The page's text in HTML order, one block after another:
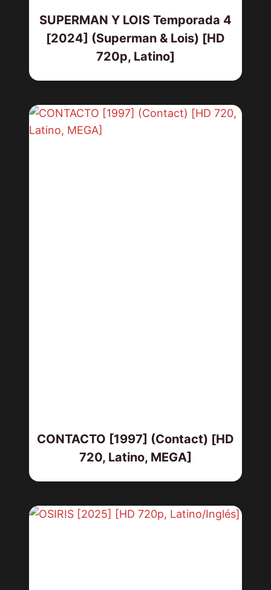
SUPERMAN Y LOIS Temporada 4
[2024] (Superman & Lois) [HD
720p, Latino]
CONTACTO [1997] (Contact) [HD
720, Latino, MEGA]